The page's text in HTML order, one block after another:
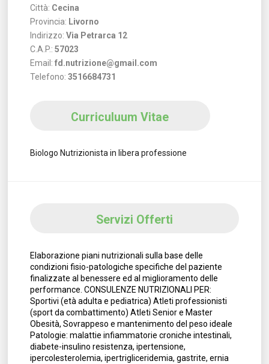
Città: Cecina
Provincia: Livorno
Indirizzo: Via Petrarca 12
C.A.P.: 57023
Email: fd.nutrizione@gmail.com
Telefono: 3516684731
Curriculuum Vitae
Biologo Nutrizionista in libera professione
Servizi Offerti
Elaborazione piani nutrizionali sulla base delle
condizioni fisio-patologiche specifiche del paziente
finalizzate al benessere ed al miglioramento delle
performance. CONSULENZE NUTRIZIONALI PER:
Sportivi (età adulta e pediatrica) Atleti professionisti
(sport da combattimento) Atleti Senior e Master
Obesità, Sovrappeso e mantenimento del peso ideale
Patologie: malattie infiammatorie croniche intestinali,
diabete-insulino resistenza, ipertensione,
ipercolesterolemia, ipertrigliceridemia, gastrite, ernia